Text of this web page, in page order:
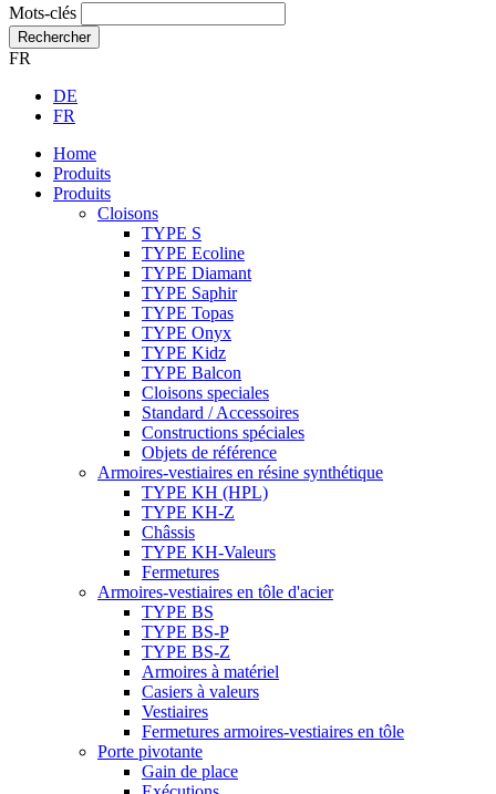
Mots-clés
Rechercher
FR
DE
FR
Home
Produits
Produits
Cloisons
TYPE S
TYPE Ecoline
TYPE Diamant
TYPE Saphir
TYPE Topas
TYPE Onyx
TYPE Kidz
TYPE Balcon
Cloisons speciales
Standard / Accessoires
Constructions spéciales
Objets de référence
Armoires-vestiaires en résine synthétique
TYPE KH (HPL)
TYPE KH-Z
Châssis
TYPE KH-Valeurs
Fermetures
Armoires-vestiaires en tôle d'acier
TYPE BS
TYPE BS-P
TYPE BS-Z
Armoires à matériel
Casiers à valeurs
Vestiaires
Fermetures armoires-vestiaires en tôle
Porte pivotante
Gain de place